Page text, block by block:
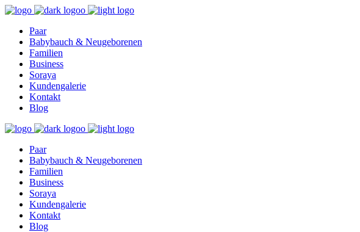
Paar
Babybauch & Neugeborenen
Familien
Business
Soraya
Kundengalerie
Kontakt
Blog
Paar
Babybauch & Neugeborenen
Familien
Business
Soraya
Kundengalerie
Kontakt
Blog
Find out more.